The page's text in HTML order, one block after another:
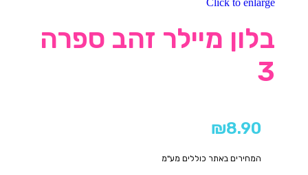
Click to enlarge
בלון מיילר זהב ספרה
3
₪8.90
המחירים באתר כוללים מע"מ